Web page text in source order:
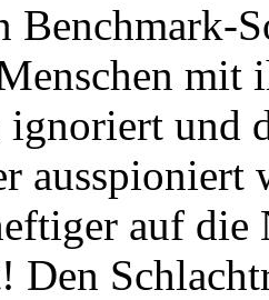
Benchmark-
mit
und
ausspioniert
auf die
Den